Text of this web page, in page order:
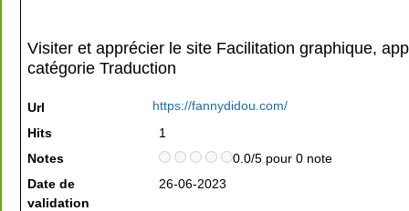
Visiter et apprécier le site Facilitation graphique,
catégorie Traduction
Url
https://fannydidou.com/
Hits
1
Notes
0.0/5 pour 0 note
Date de
validation
26-06-2023